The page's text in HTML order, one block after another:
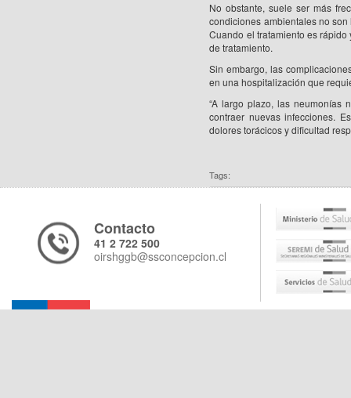
No obstante, suele ser más
condiciones ambientales no
Cuando el tratamiento es
de tratamiento.
Sin embargo, las
en una hospitalización que
“A largo plazo, las neumonías
contraer nuevas infecciones.
dolores torácicos y dificultad
Tags:
Contacto
41 2 722 500
oirshggb@ssconcepcion.cl